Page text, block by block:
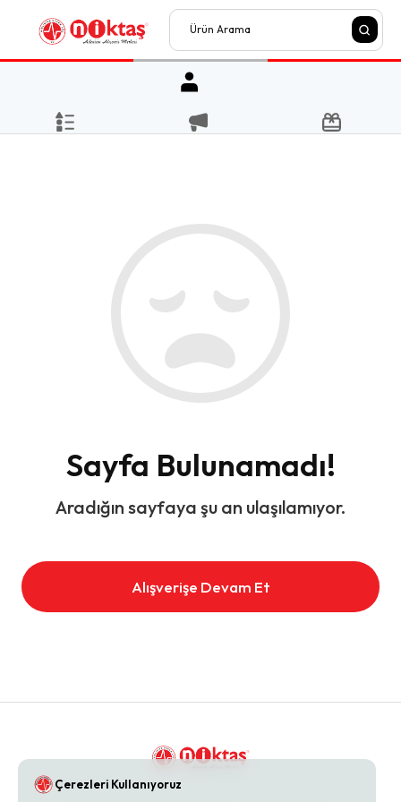
Sayfa Bulunamadı!
Aradığın sayfaya şu an ulaşılamıyor.
Alışverişe Devam Et
Çerezleri Kullanıyoruz